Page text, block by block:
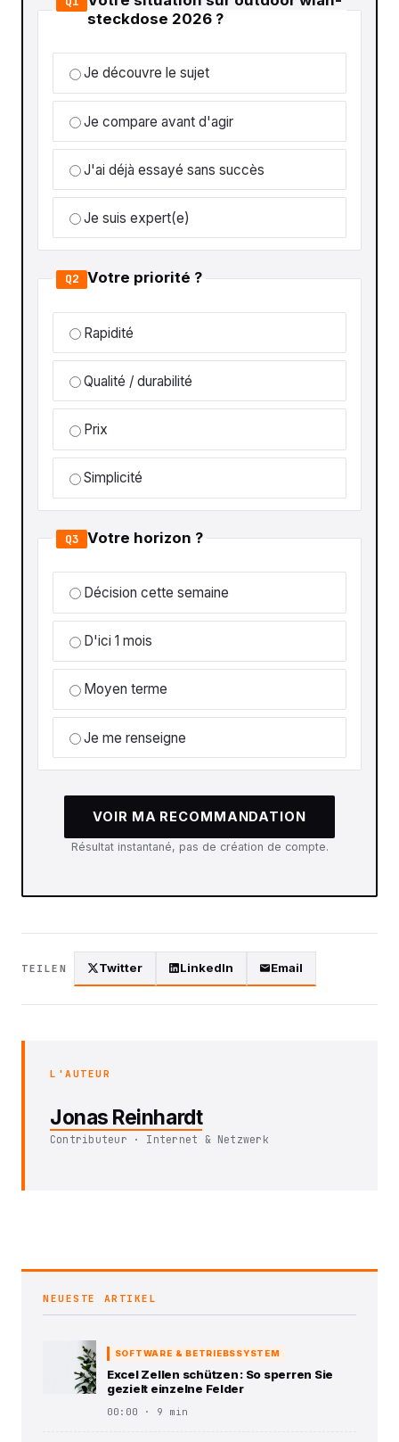
steckdose 2026 ?
Je découvre le sujet
Je compare avant d'agir
J'ai déjà essayé sans succès
Je suis expert(e)
Q2 Votre priorité ?
Rapidité
Qualité / durabilité
Prix
Simplicité
Q3 Votre horizon ?
Décision cette semaine
D'ici 1 mois
Moyen terme
Je me renseigne
VOIR MA RECOMMANDATION
Résultat instantané, pas de création de compte.
TEILEN Twitter LinkedIn Email
L'AUTEUR
Jonas Reinhardt
Contributeur · Internet & Netzwerk
NEUESTE ARTIKEL
SOFTWARE & BETRIEBSSYSTEM
Excel Zellen schützen : So sperren Sie
gezielt einzelne Felder
00:00 · 9 min